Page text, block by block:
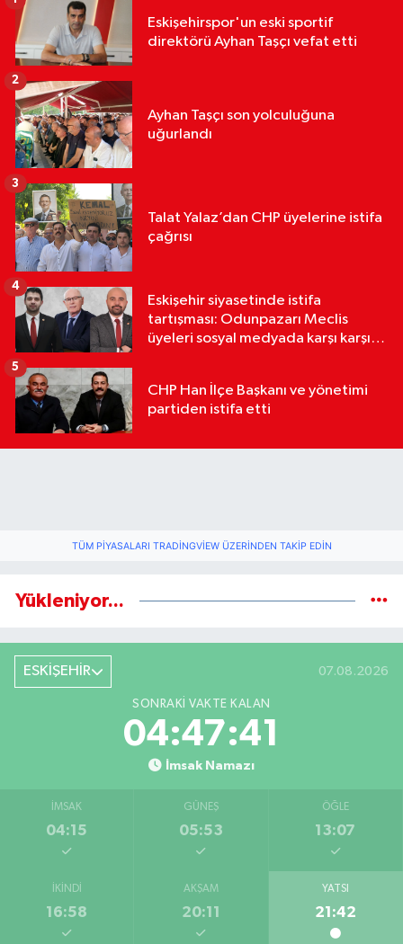
Eskişehirspor'un eski sportif
direktörü Ayhan Taşçı vefat etti
Ayhan Taşçı son yolculuğuna
uğurlandı
2
Talat Yalaz’dan CHP üyelerine istifa
çağrısı
3
Eskişehir siyasetinde istifa
tartışması: Odunpazarı Meclis
üyeleri sosyal medyada karşı karşıya
4
CHP Han İlçe Başkanı ve yönetimi
partiden istifa etti
5
TÜM PIYASALARI TRADINGVIEW ÜZERINDEN TAKIP EDIN
Yükleniyor...
ESKİŞEHİR 07.08.2026
SONRAKI VAKTE KALAN
04:47:40
İmsak Namazı
İMSAK
04:15
GÜNEŞ
05:53
ÖĞLE
13:07
İKINDI
16:58
AKŞAM
20:11
YATSI
21:42